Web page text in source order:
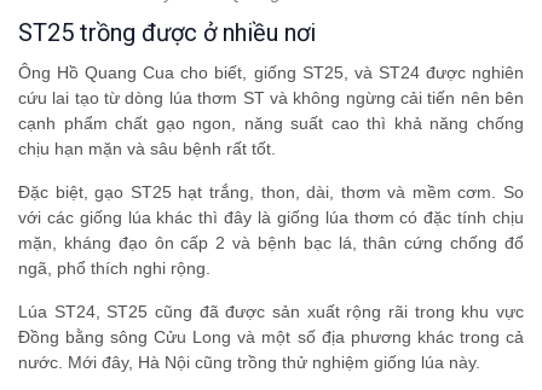
ST25 trồng được ở nhiều nơi
Ông Hồ Quang Cua cho biết, giống ST25, và ST24 được nghiên
cứu lai tạo từ dòng lúa thơm ST và không ngừng cải tiến nên bên
cạnh phẩm chất gạo ngon, năng suất cao thì khả năng chống
chịu hạn mặn và sâu bệnh rất tốt.
Đặc biệt, gạo ST25 hạt trắng, thon, dài, thơm và mềm cơm. So
với các giống lúa khác thì đây là giống lúa thơm có đặc tính chịu
mặn, kháng đạo ôn cấp 2 và bệnh bạc lá, thân cứng chống đổ
ngã, phổ thích nghi rộng.
Lúa ST24, ST25 cũng đã được sản xuất rộng rãi trong khu vực
Đồng bằng sông Cửu Long và một số địa phương khác trong cả
nước. Mới đây, Hà Nội cũng trồng thử nghiệm giống lúa này.